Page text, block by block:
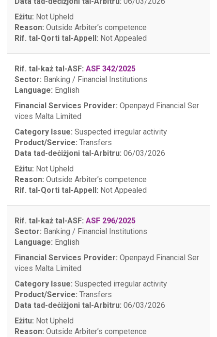
Eżitu: Not Upheld
Reason: Outside Arbiter’s competence
Rif. tal-Qorti tal-Appell: Not Appealed
Rif. tal-każ tal-ASF: ASF 342/2025
Sector: Banking / Financial Institutions
Language: English
Financial Services Provider: Openpayd Financial Ser
vices Malta Limited
Category Issue: Suspected irregular activity
Product/Service: Transfers
Data tad-deċiżjoni tal-Arbitru: 06/03/2026
Eżitu: Not Upheld
Reason: Outside Arbiter’s competence
Rif. tal-Qorti tal-Appell: Not Appealed
Rif. tal-każ tal-ASF: ASF 296/2025
Sector: Banking / Financial Institutions
Language: English
Financial Services Provider: Openpayd Financial Ser
vices Malta Limited
Category Issue: Suspected irregular activity
Product/Service: Transfers
Data tad-deċiżjoni tal-Arbitru: 06/03/2026
Eżitu: Not Upheld
Reason: Outside Arbiter’s competence